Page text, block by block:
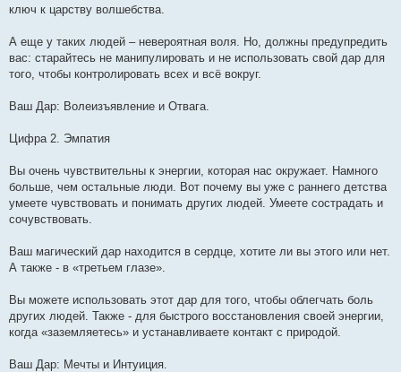
ключ к царству волшебства.
А еще у таких людей – невероятная воля. Но, должны предупредить
вас: старайтесь не манипулировать и не использовать свой дар для
того, чтобы контролировать всех и всё вокруг.
Ваш Дар: Волеизъявление и Отвага.
Цифра 2. Эмпатия
Вы очень чувствительны к энергии, которая нас окружает. Намного
больше, чем остальные люди. Вот почему вы уже с раннего детства
умеете чувствовать и понимать других людей. Умеете сострадать и
сочувствовать.
Ваш магический дар находится в сердце, хотите ли вы этого или нет.
А также - в «третьем глазе».
Вы можете использовать этот дар для того, чтобы облегчать боль
других людей. Также - для быстрого восстановления своей энергии,
когда «заземляетесь» и устанавливаете контакт с природой.
Ваш Дар: Мечты и Интуиция.